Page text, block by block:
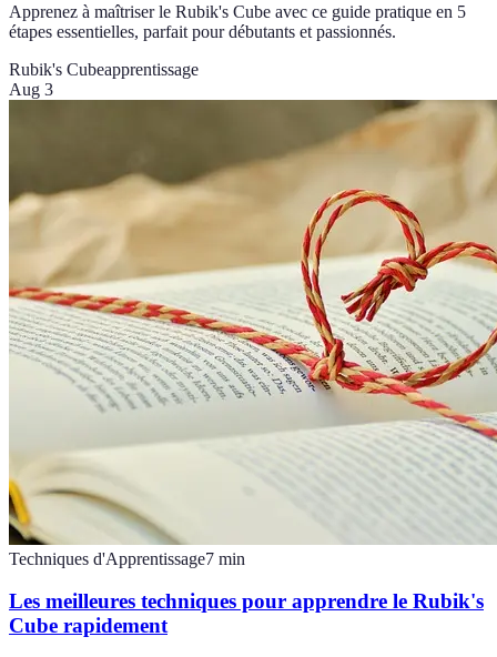
Apprenez à maîtriser le Rubik's Cube avec ce guide pratique en 5
étapes essentielles, parfait pour débutants et passionnés.
Rubik's Cubeapprentissage
Aug 3
Techniques d'Apprentissage7 min
Les meilleures techniques pour apprendre le Rubik's
Cube rapidement